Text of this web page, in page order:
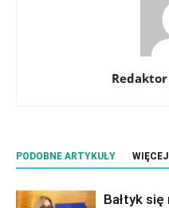
PODOBNE ARTYKUŁY
Bałtyk